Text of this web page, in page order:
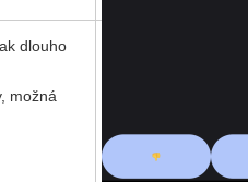
dlouho
možná